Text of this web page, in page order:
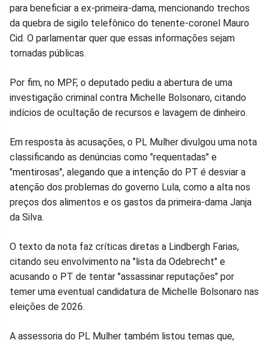
para beneficiar a ex-primeira-dama, mencionando trechos
da quebra de sigilo telefônico do tenente-coronel Mauro
Cid. O parlamentar quer que essas informações sejam
tornadas públicas.
Por fim, no MPF, o deputado pediu a abertura de uma
investigação criminal contra Michelle Bolsonaro, citando
indícios de ocultação de recursos e lavagem de dinheiro.
Em resposta às acusações, o PL Mulher divulgou uma nota
classificando as denúncias como "requentadas" e
"mentirosas", alegando que a intenção do PT é desviar a
atenção dos problemas do governo Lula, como a alta nos
preços dos alimentos e os gastos da primeira-dama Janja
da Silva.
O texto da nota faz críticas diretas a Lindbergh Farias,
citando seu envolvimento na "lista da Odebrecht" e
acusando o PT de tentar "assassinar reputações" por
temer uma eventual candidatura de Michelle Bolsonaro nas
eleições de 2026.
A assessoria do PL Mulher também listou temas que,